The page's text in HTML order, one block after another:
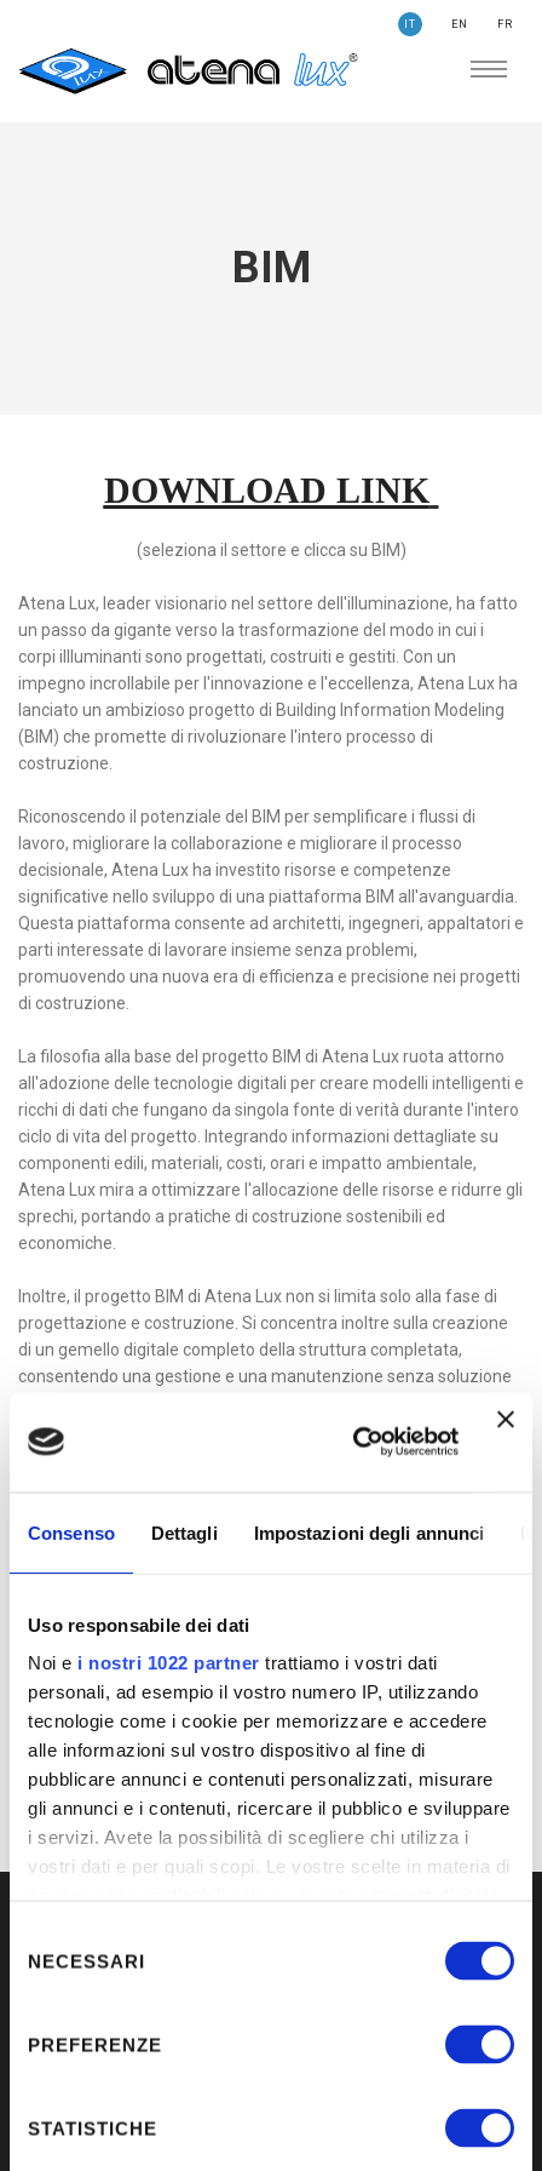
Consenso Dettagli Impostazioni degli annunci
Uso responsabile dei dati
Noi e i nostri 1022 partner trattiamo i vostri dati
personali, ad esempio il vostro numero IP, utilizzando
tecnologie come i cookie per memorizzare e accedere
alle informazioni sul vostro dispositivo al fine di
pubblicare annunci e contenuti personalizzati, misurare
gli annunci e i contenuti, ricercare il pubblico e sviluppare
i servizi. Avete la possibilità di scegliere chi utilizza i
vostri dati e per quali scopi. Le vostre scelte in materia di
modificare o revocare il proprio consenso in qualsiasi
momento dalla Dichiarazione sui cookie o facendo clic
geografica, con un'approssimazione di qualche
delNECESSARI
PREFERENZE
STATISTICHE
IT EN FR
PRODOTTI
HCL - LUCE UMANOCENTRICA
NORMATIVE
FINITURE E ACCESSORI
BIM
DOWNLOAD LINK
(seleziona il settore e clicca su BIM)
Atena Lux, leader visionario nel settore dell'illuminazione, ha fatto
un passo da gigante verso la trasformazione del modo in cui i
corpi illluminanti sono progettati, costruiti e gestiti. Con un
impegno incrollabile per l'innovazione e l'eccellenza, Atena Lux ha
lanciato un ambizioso progetto di Building Information Modeling
(BIM) che promette di rivoluzionare l'intero processo di
costruzione.
Riconoscendo il potenziale del BIM per semplificare i flussi di
lavoro, migliorare la collaborazione e migliorare il processo
decisionale, Atena Lux ha investito risorse e competenze
significative nello sviluppo di una piattaforma BIM all'avanguardia.
Questa piattaforma consente ad architetti, ingegneri, appaltatori e
parti interessate di lavorare insieme senza problemi,
promuovendo una nuova era di efficienza e precisione nei progetti
di costruzione.
La filosofia alla base del progetto BIM di Atena Lux ruota attorno
all'adozione delle tecnologie digitali per creare modelli intelligenti e
ricchi di dati che fungano da singola fonte di verità durante l'intero
ciclo di vita del progetto. Integrando informazioni dettagliate su
componenti edili, materiali, costi, orari e impatto ambientale,
Atena Lux mira a ottimizzare l'allocazione delle risorse e ridurre gli
sprechi, portando a pratiche di costruzione sostenibili ed
economiche.
Inoltre, il progetto BIM di Atena Lux non si limita solo alla fase di
progettazione e costruzione. Si concentra inoltre sulla creazione
di un gemello digitale completo della struttura completata,
consentendo una gestione e una manutenzione senza soluzione
con la massima efficienza per molto tempo dopo la costruzione,
favorendo un approccio olistico all'intero ciclo di vita della
Con la sua incessante ricerca dell'innovazione e l'impegno a
costruzioni. Combinando tecnologia all'avanguardia, esperienza
guidando una trasformazione che promette di plasmare il futuro
dell'edilizia in tutto il mondo. Mentre l'iniziativa BIM prende slancio,
Atena Lux riafferma la sua posizione di pioniere nel settore,
ispirando gli altri a seguire l'esempio e ad abbracciare la
rivoluzione digitale nell'edilizia.